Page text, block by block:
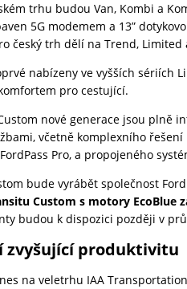
trhu budou Van, Kombi a
5G modemem a 13”
český trh dělí na Trend, Limited
nabízeny ve vyšších sériích
pro cestující.
nové generace jsou plně
včetně komplexního
Pro, a propojeného
bude vyrábět společnost
Custom s motory EcoBlue
budou k dispozici později v
zvyšující produktivitu
na veletrhu IAA